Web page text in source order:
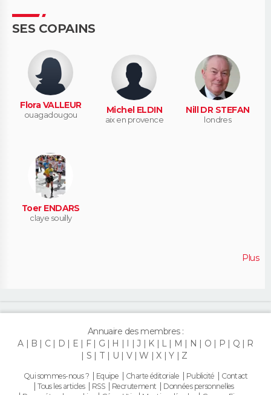
SES COPAINS
Flora VALLEUR
ouagadougou Michel ELDIN
aix en provence
Nill DR STEFAN
londres
Toer ENDARS
claye souilly
Plus
Annuaire des membres :
A
B C D E F G H I J K L M N O P Q
R
S
T U V W X Y Z
Qui sommes-nous ? Equipe Charte éditoriale Publicité
Contact
Tous les articles
RSS Recrutement
Données personnelles